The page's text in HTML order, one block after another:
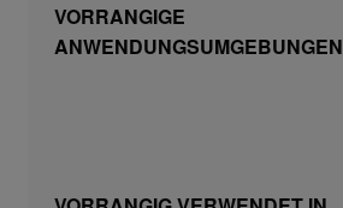
Antriebstechnik
VORRANGIGE
ANWENDUNGSUMGEBUNGEN